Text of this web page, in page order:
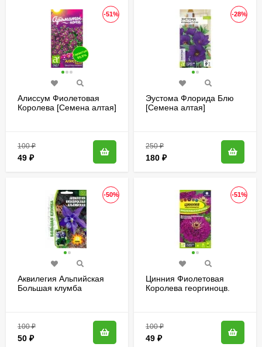
-51%
Алиссум Фиолетовая
Королева [Семена алтая]
100₽
49 ₽
-28%
Эустома Флорида Блю
[Семена алтая]
250₽
180 ₽
-50%
Аквилегия Альпийская
Большая клумба
100₽
50 ₽
-51%
Цинния Фиолетовая
Королева георгиноцв.
100₽
49 ₽